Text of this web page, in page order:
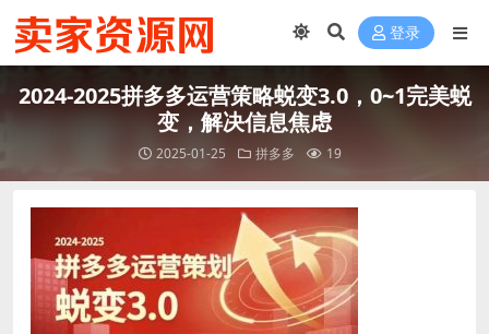
登录
2024-2025拼多多运营策略蜕变3.0，0~1完美蜕
变，解决信息焦虑
2025-01-25 拼多多 19